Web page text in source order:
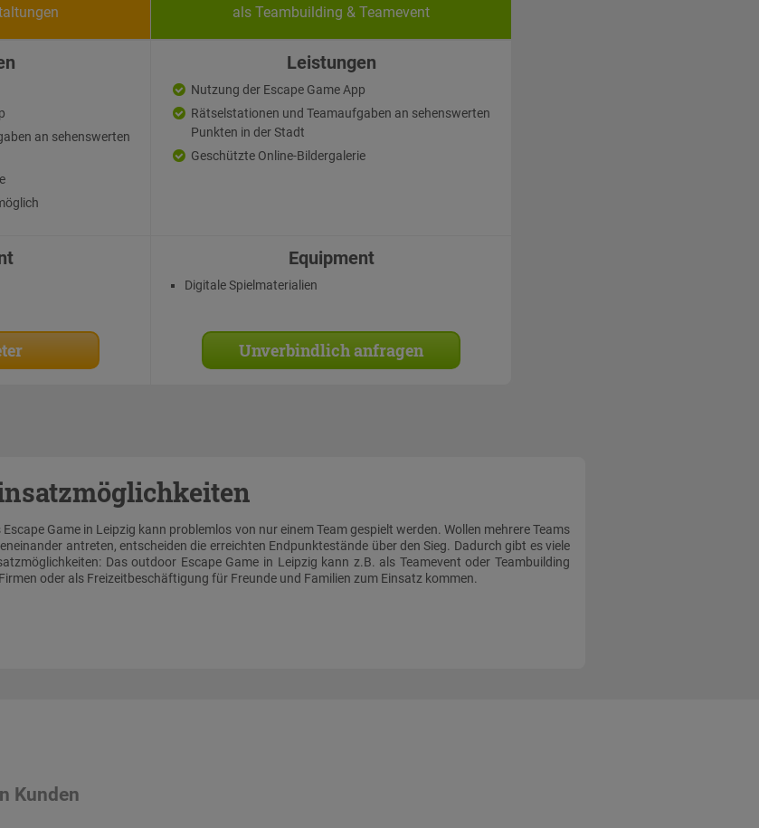
als Teambuilding & Teamevent
an sehenswerten
Leistungen
Nutzung der Escape Game App
Rätselstationen und Teamaufgaben an sehenswerten
Punkten in der Stadt
Geschützte Online-Bildergalerie
Equipment
Digitale Spielmaterialien
Unverbindlich anfragen
Escape Game in Leipzig kann problemlos von nur einem Team gespielt werden. Wollen mehrere Teams
antreten, entscheiden die erreichten Endpunktestände über den Sieg. Dadurch gibt es viele
Das outdoor Escape Game in Leipzig kann z.B. als Teamevent oder Teambuilding
oder als Freizeitbeschäftigung für Freunde und Familien zum Einsatz kommen.
Kunden